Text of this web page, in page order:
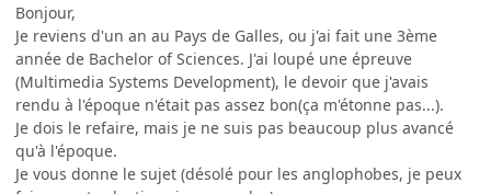
Bonjour,
Je reviens d'un an au Pays de Galles, ou j'ai fait une 3ème
année de Bachelor of Sciences. J'ai loupé une épreuve
(Multimedia Systems Development), le devoir que j'avais
rendu à l'époque n'était pas assez bon(ça m'étonne pas...).
Je dois le refaire, mais je ne suis pas beaucoup plus avancé
qu'à l'époque.
Je vous donne le sujet (désolé pour les anglophobes, je peux